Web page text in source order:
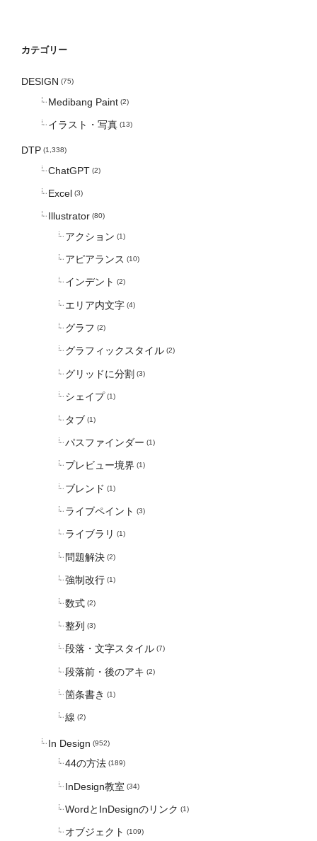
カテゴリー
DESIGN (75)
Medibang Paint (2)
イラスト・写真 (13)
DTP (1,338)
ChatGPT (2)
Excel (3)
Illustrator (80)
アクション (1)
アピアランス (10)
インデント (2)
エリア内文字 (4)
グラフ (2)
グラフィックスタイル (2)
グリッドに分割 (3)
シェイプ (1)
タブ (1)
パスファインダー (1)
プレビュー境界 (1)
ブレンド (1)
ライブペイント (3)
ライブラリ (1)
問題解決 (2)
強制改行 (1)
数式 (2)
整列 (3)
段落・文字スタイル (7)
段落前・後のアキ (2)
箇条書き (1)
線 (2)
In Design (952)
44の方法 (189)
InDesign教室 (34)
WordとInDesignのリンク (1)
オブジェクト (109)